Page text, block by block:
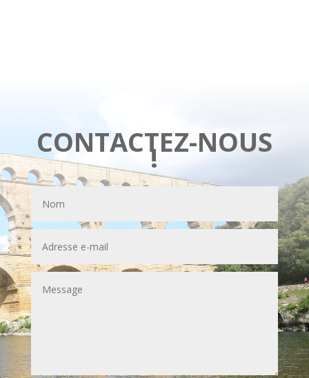
CONTACTEZ-NOUS
!